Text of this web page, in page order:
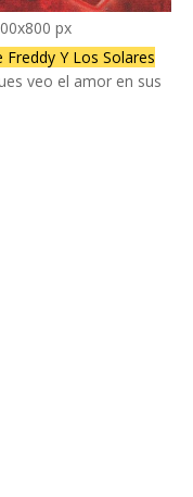
px
Y Los Solares
veo el amor en sus